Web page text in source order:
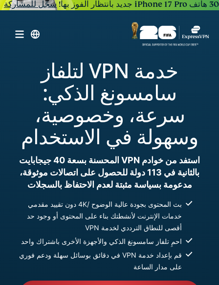
30 هاتف iPhone 17 Pro جديد بانتظار الفوز بها! سجّل للمشاركة
خدمة VPN لتلفاز
سامسونغ الذكي:
سرعة، وخصوصية،
وسهولة في الاستخدام
استفد من خوادم VPN المحسنة بسعة 40 جيجابايت
بالثانية في 113 دولة للحصول على اتصالات موثوقة،
مدعومة بسياسة مثبتة لعدم الاحتفاظ بالسجلات
بث المحتوى بجودة عالية الوضوح /4K دون تقييد مقدمي
خدمات الإنترنت لأنشطتك بناء على المحتوى أو وجود حد
أقصى للنطاق الترددي لخدمة VPN
احمِ تلفاز سامسونغ الذكي والأجهزة الأخرى باشتراك واحد
قم بإعداد خدمة VPN في دقائق بوسائل سهلة ودعم فوري
على مدار الساعة